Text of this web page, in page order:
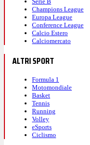
Champions League
Europa League
Conference League
Calcio Estero
Calciomercato
ALTRI SPORT
Formula 1
Motomondiale
Basket
Tennis
Running
Volley
eSports
Ciclismo